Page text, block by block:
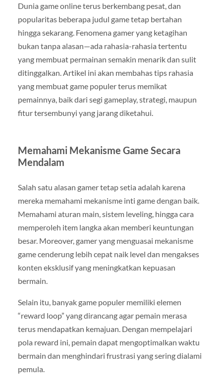
Dunia game online terus berkembang pesat, dan
popularitas beberapa judul game tetap bertahan
hingga sekarang. Fenomena gamer yang ketagihan
bukan tanpa alasan—ada rahasia-rahasia tertentu
yang membuat permainan semakin menarik dan sulit
ditinggalkan. Artikel ini akan membahas tips rahasia
yang membuat game populer terus memikat
pemainnya, baik dari segi gameplay, strategi, maupun
fitur tersembunyi yang jarang diketahui.
Memahami Mekanisme Game Secara
Mendalam
Salah satu alasan gamer tetap setia adalah karena
mereka memahami mekanisme inti game dengan baik.
Memahami aturan main, sistem leveling, hingga cara
memperoleh item langka akan memberi keuntungan
besar. Moreover, gamer yang menguasai mekanisme
game cenderung lebih cepat naik level dan mengakses
konten eksklusif yang meningkatkan kepuasan
bermain.
Selain itu, banyak game populer memiliki elemen
“reward loop” yang dirancang agar pemain merasa
terus mendapatkan kemajuan. Dengan mempelajari
pola reward ini, pemain dapat mengoptimalkan waktu
bermain dan menghindari frustrasi yang sering dialami
pemula.